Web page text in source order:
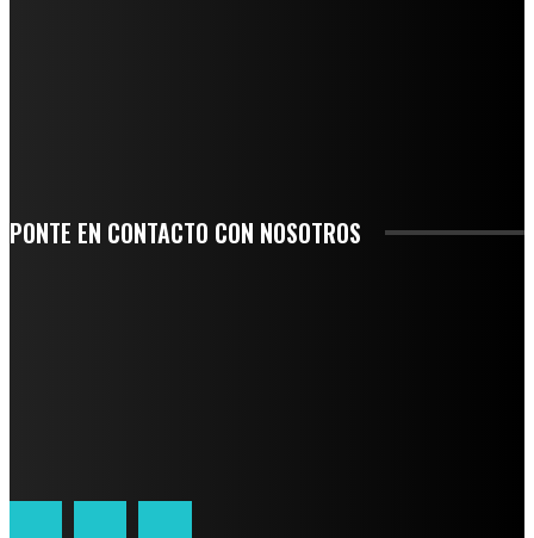
PONTE EN CONTACTO CON NOSOTROS